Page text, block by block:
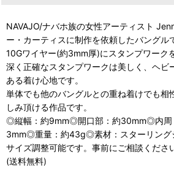
NAVAJO/ナバホ族の女性アーティスト
ー・カーティスに制作を依頼したバングル
10Gワイヤー(約3mm厚)にスタンプワーク
深く正確なスタンプワークは美しく、ヘビ
ある着け心地です。
単体でも他のバングルとの重ね着けでも相
しみ頂ける作品です。
◎縦幅：約9mm◎開口部：約30mm◎内周
3mm◎重量：約43g◎素材：スターリング
サイズ調整可能です。事前にご相談くださ
(送料無料)